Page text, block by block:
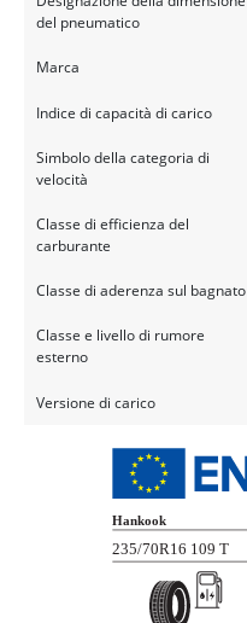
del pneumatico
Marca
Indice di capacità di carico
Simbolo della categoria di
velocità
Classe di efficienza del
carburante
Classe di aderenza sul bagnato
Classe e livello di rumore
esterno
Versione di carico